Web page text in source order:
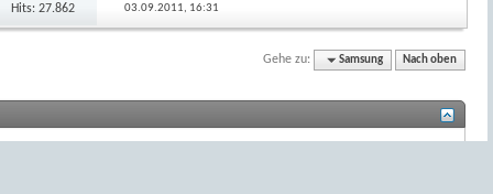
Hits: 27.862
03.09.2011, 16:31
Gehe zu: Samsung Nach oben